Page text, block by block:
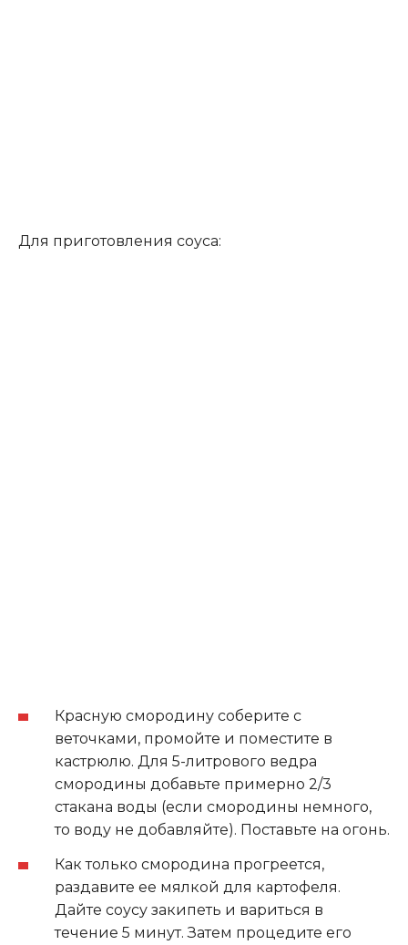
Для приготовления соуса:
Красную смородину соберите с
веточками, промойте и поместите в
кастрюлю. Для 5-литрового ведра
смородины добавьте примерно 2/3
стакана воды (если смородины немного,
то воду не добавляйте). Поставьте на огонь.
Как только смородина прогреется,
раздавите ее мялкой для картофеля.
Дайте соусу закипеть и вариться в
течение 5 минут. Затем процедите его